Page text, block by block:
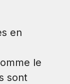
en
le
sont